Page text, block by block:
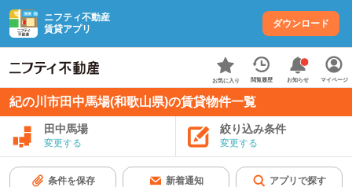
ニフティ不動産
賃貸アプリ
ダウンロード
お気に入り 閲覧履歴 お知らせ マイページ
紀の川市田中馬場(和歌山県)の賃貸物件一覧
田中馬場
変更する
絞り込み条件
変更する
条件を保存 新着通知 アプリで探す